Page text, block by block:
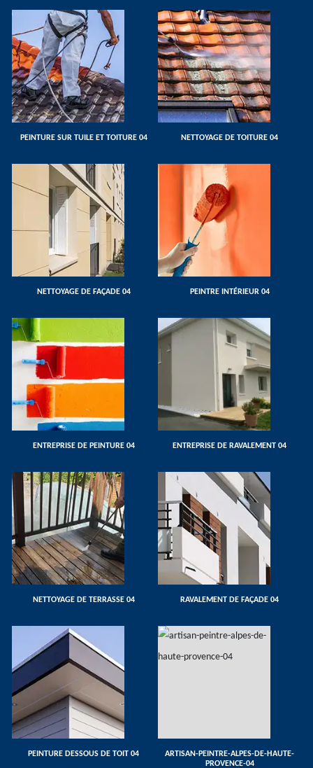
PEINTURE SUR TUILE ET TOITURE 04 NETTOYAGE DE TOITURE 04
NETTOYAGE DE FAÇADE 04 PEINTRE INTÉRIEUR 04
ENTREPRISE DE PEINTURE 04 ENTREPRISE DE RAVALEMENT 04
NETTOYAGE DE TERRASSE 04 RAVALEMENT DE FAÇADE 04
PEINTURE DESSOUS DE TOIT 04
ARTISAN-PEINTRE-ALPES-DE-HAUTE-
PROVENCE-04